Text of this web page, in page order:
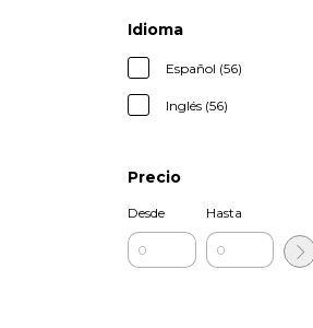
Idioma
Español (56)
Inglés (56)
Precio
Desde Hasta